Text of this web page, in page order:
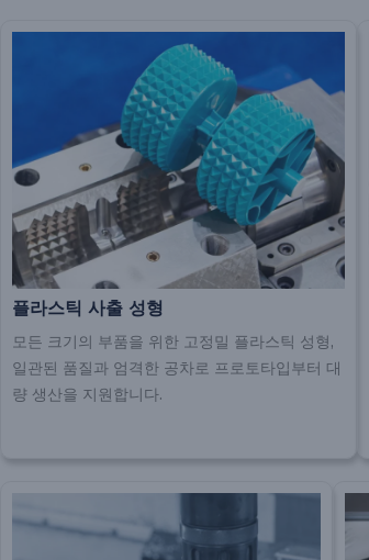
플라스틱 사출 성형
모든 크기의 부품을 위한 고정밀 플라스틱 성형,
일관된 품질과 엄격한 공차로 프로토타입부터 대
량 생산을 지원합니다.